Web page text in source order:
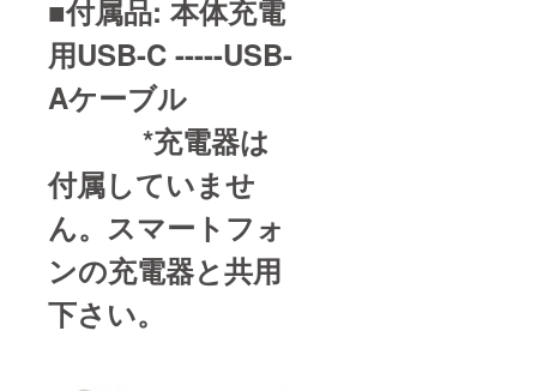
■付属品: 本体充電
用USB-C -----USB-
Aケーブル
*充電器は
付属していませ
ん。スマートフォ
ンの充電器と共用
下さい。